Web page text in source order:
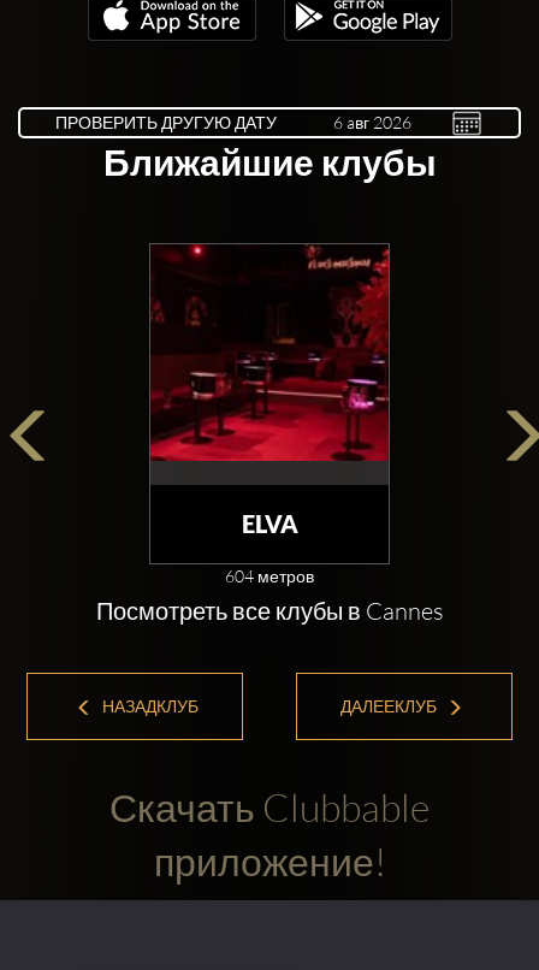
ПРОВЕРИТЬ ДРУГУЮ ДАТУ
Ближайшие клубы
ELVA
604 метров
Посмотреть все клубы в Cannes
НАЗАДКЛУБ ДАЛЕЕКЛУБ
Скачать Clubbable
приложение!